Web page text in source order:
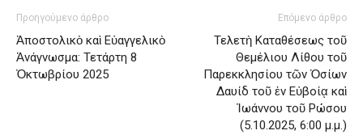
Προηγούμενο άρθρο
Ἀποστολικὸ καὶ Εὐαγγελικὸ
Ἀνάγνωσμα: Τετάρτη 8
Ὀκτωβρίου 2025
Επόμενο άρθρο
Τελετὴ Καταθέσεως τοῦ
Θεμέλιου Λίθου τοῦ
Παρεκκλησίου τῶν Ὁσίων
Δαυίδ τοῦ ἐν Εὐβοίᾳ καὶ
Ἰωάννου τοῦ Ρώσου
(5.10.2025, 6:00 μ.μ.)